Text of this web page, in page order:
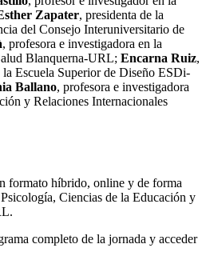
Zapater, presidenta de la
del Consejo Interuniversitario de
, profesora e investigadora en la
Blanquerna-URL; Encarna Ruiz,
Escuela Superior de Diseño ESDi-
Ballano, profesora e investigadora
y Relaciones Internacionales
formato híbrido, online y de forma
Ciencias de la Educación y
completo de la jornada y acceder